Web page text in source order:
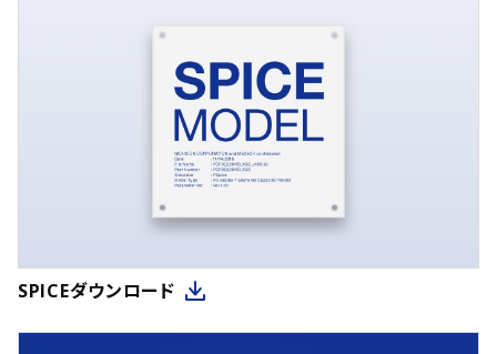
SPICEダウンロード